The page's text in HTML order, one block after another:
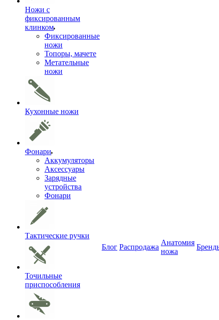
Ножи с
фиксированным
клинком
Фиксированные
ножи
Топоры, мачете
Метательные
ножи
Кухонные ножи
Фонари
Аккумуляторы
Аксессуары
Зарядные
устройства
Фонари
Тактические ручки
Точильные
приспособления
Блог Распродажа
Анатомия
ножа